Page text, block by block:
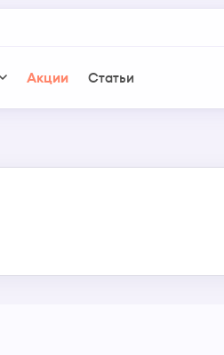
Акции Статьи